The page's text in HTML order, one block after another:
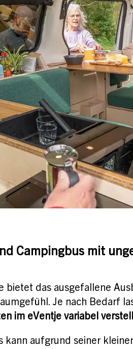
Campingbus mit
bietet das ausgefallene
Je nach Bedarf
im eVentje variabel
kann aufgrund seiner